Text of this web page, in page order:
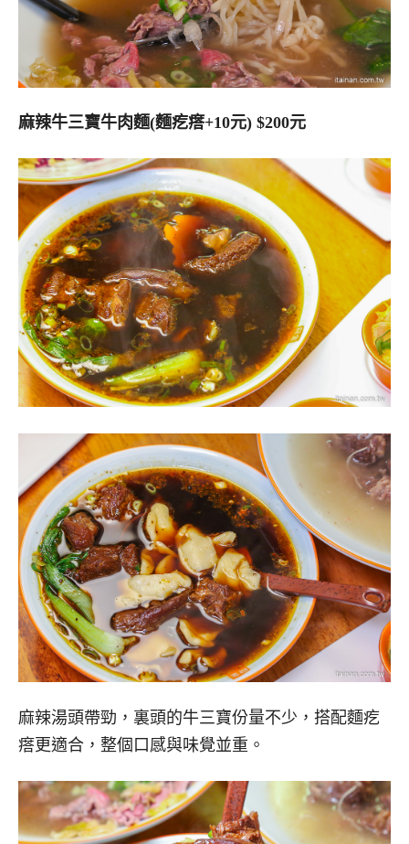
麻辣牛三寶牛肉麵(麵疙瘩+10元) $200元
麻辣湯頭帶勁，裏頭的牛三寶份量不少，搭配麵疙
瘩更適合，整個口感與味覺並重。